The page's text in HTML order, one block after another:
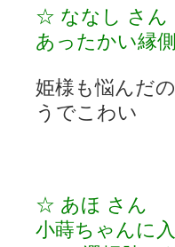
☆ ななし さん
あったかい縁
姫様も悩んだ
うでこわい
☆ あほ さん
小蒔ちゃんに